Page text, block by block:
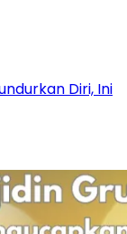
Diri, Ini